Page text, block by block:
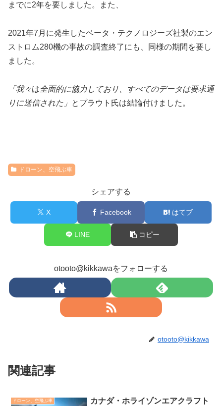
までに2年を要しました。また、
2021年7月に発生したベータ・テクノロジーズ社製のエン
ストロム280機の事故の調査終了にも、同様の期間を要し
ました。
「我々は全面的に協力しており、すべてのデータは要求通
りに送信された」 とプラウト氏は結論付けました。
ドローン、空飛ぶ車
シェアする
X Facebook はてブ
LINE コピー
otooto@kikkawaをフォローする
otooto@kikkawa
関連記事
ドローン、空飛ぶ車
カナダ・ホライゾンエアクラフト